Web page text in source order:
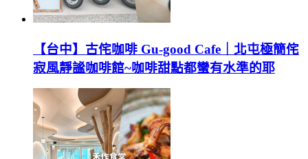
【台中】古侘咖啡 Gu-good Cafe｜北屯極簡侘
寂風靜謐咖啡館~咖啡甜點都蠻有水準的耶